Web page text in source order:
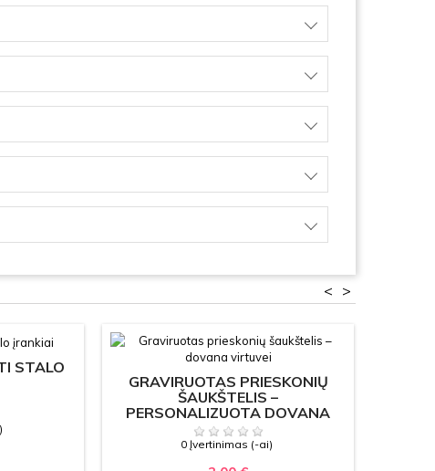
>
<
STALO
GRAVIRUOTAS PRIESKONIŲ
ŠAUKŠTELIS –
PERSONALIZUOTA DOVANA
VIRTUVEI
0 Įvertinimas (-ai)